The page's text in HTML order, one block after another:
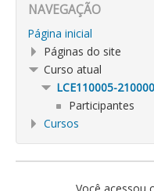
NAVEGAÇÃO
Página inicial
Páginas do site
Curso atual
LCE110005-
Participantes
Cursos
Você acessou